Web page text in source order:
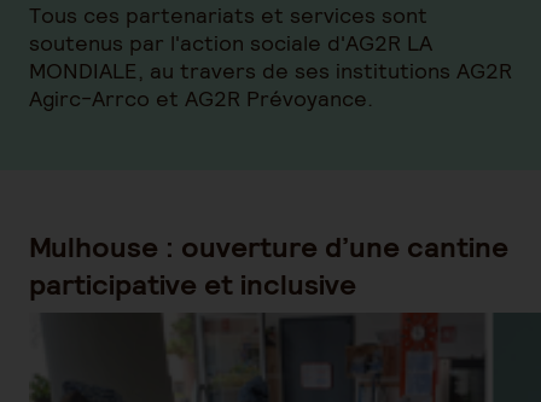
Tous ces partenariats et services sont
soutenus par l'action sociale d'AG2R LA
MONDIALE, au travers de ses institutions AG2R
Agirc-Arrco et AG2R Prévoyance.
Mulhouse : ouverture d’une cantine
participative et inclusive